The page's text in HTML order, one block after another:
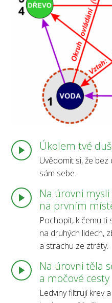
Úkolem tvé
Uvědomit si, že
sám sebe.
Na úrovni
na prvním
Pochopit, k čemu ti
na druhých lidech,
a strachu ze ztráty.
Na úrovni těla
a močové cesty
Ledviny filtrují krev